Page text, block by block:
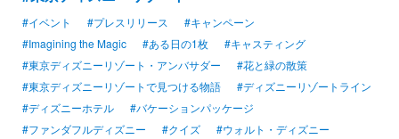
#イベント #プレスリリース
#キャンペーン
#Imagining the Magic
#ある日の1枚
#キャスティング
#東京ディズニーリゾート・アンバサダー
#花と緑の散策
#東京ディズニーリゾートで見つける物語
#ディズニーリゾートライン
#ディズニーホテル
#バケーションパッケージ
#ファンダフルディズニー
#クイズ #ウォルト・ディズニー